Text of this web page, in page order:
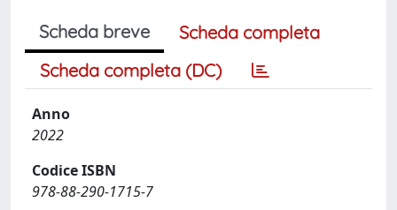
Scheda breve
Scheda completa
Scheda completa (DC)
Anno
2022
Codice ISBN
978-88-290-1715-7